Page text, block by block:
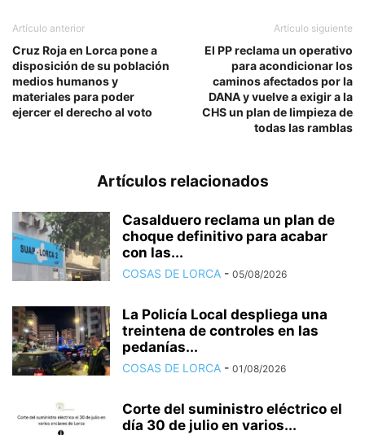
Artículo anterior
Cruz Roja en Lorca pone a
disposición de su población
medios humanos y
materiales para poder
ejercer el derecho al voto
Artículo siguiente
El PP reclama un operativo
para acondicionar los
caminos afectados por la
DANA y vuelve a exigir a la
CHS un plan de limpieza de
todas las ramblas
Artículos relacionados
Casalduero reclama un plan de
choque definitivo para acabar
con las...
COSAS DE LORCA - 05/08/2026
La Policía Local despliega una
treintena de controles en las
pedanías...
COSAS DE LORCA - 01/08/2026
Corte del suministro eléctrico el
día 30 de julio en varios...